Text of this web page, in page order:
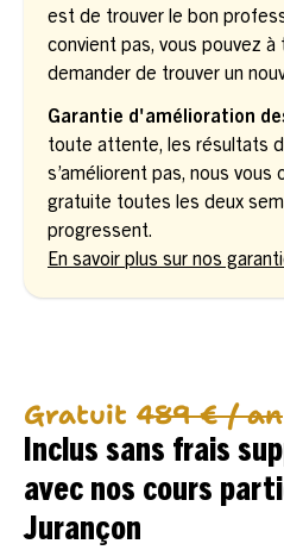
est de trouver le bon
convient pas, vous pouvez
demander de trouver un
Garantie d'amélioration
toute attente, les résultats
s’améliorent pas, nous vous
gratuite toutes les deux
progressent.
En savoir plus sur nos
Gratuit 489 € / an
Inclus sans frais
avec nos cours
Jurançon